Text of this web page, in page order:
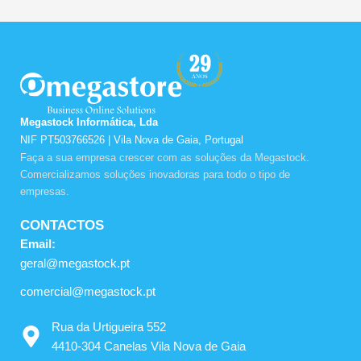
Megastock Informática, Lda
NIF PT503766526 | Vila Nova de Gaia, Portugal
Faça a sua empresa crescer com as soluções da Megastock.
Comercializamos soluções inovadoras para todo o tipo de
empresas.
CONTACTOS
Email:
geral@megastock.pt
comercial@megastock.pt
Rua da Urtigueira 552
4410-304 Canelas Vila Nova de Gaia